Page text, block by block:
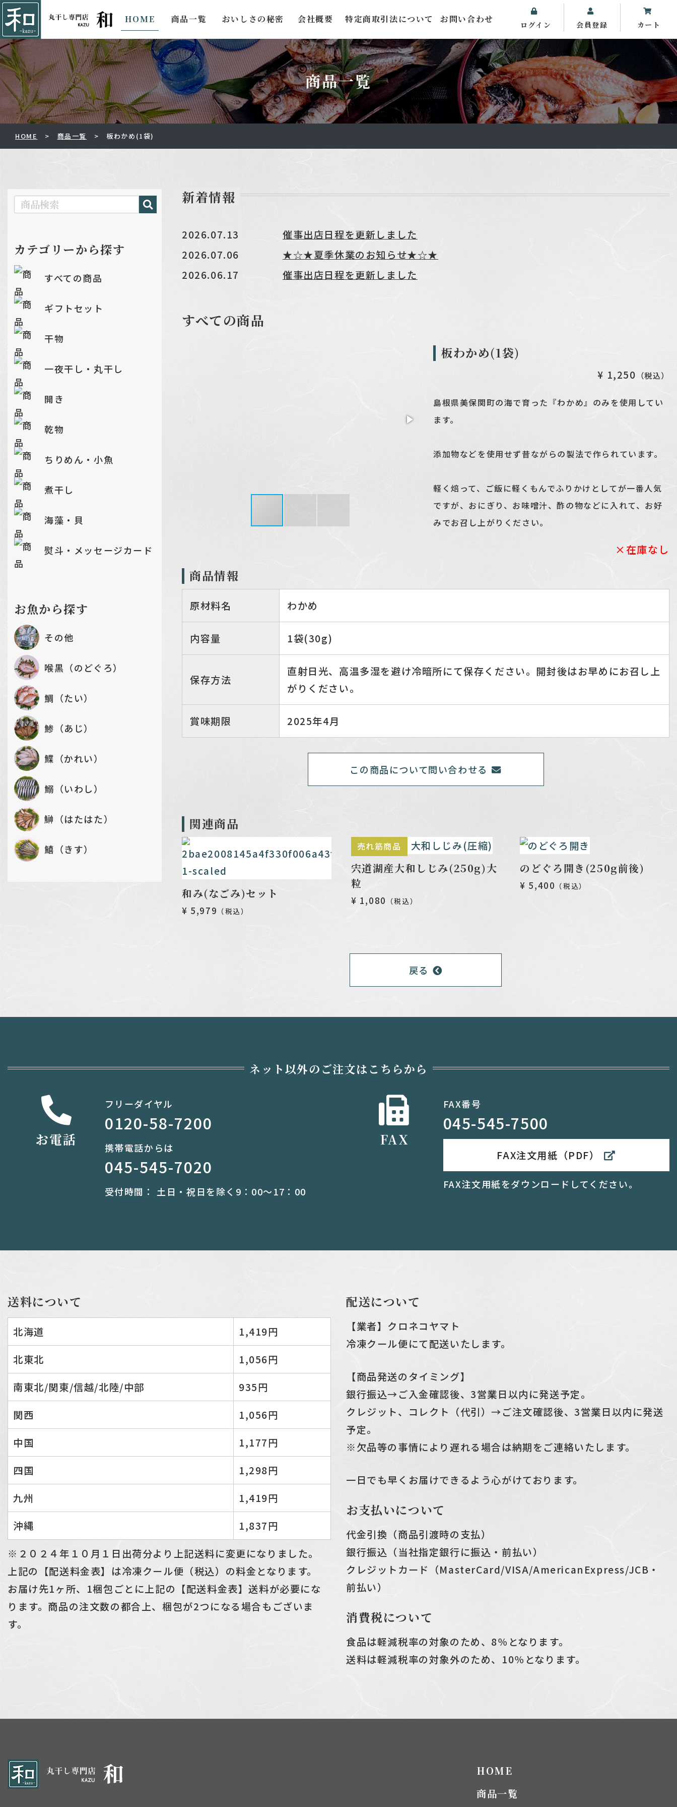
HOME 商品一覧 おいしさの秘密 会社概要 特定商取引法について お問い合わせ ログイン 会員登録 カート
HOME 商品一覧 板わかめ(1袋)
カテゴリーから探す
すべての商品
ギフトセット
干物
一夜干し・丸干し
開き
乾物
ちりめん・小魚
煮干し
海藻・貝
熨斗・メッセージカード
お魚から探す
その他
喉黒（のどぐろ）
鯛（たい）
鯵（あじ）
鰈（かれい）
鰯（いわし）
鰰（はたはた）
鱚（きす）
新着情報
2026.07.13
催事出店日程を更新しました
2026.07.06
★☆★夏季休業のお知らせ★☆★
2026.06.17
催事出店日程を更新しました
2026.01.06
すべての商品
板わかめ(1袋)
¥ 1,250 （税込）
島根県美保関町の海で育った『わかめ』のみを使用してい
ます。
添加物などを使用せず昔ながらの製法で作られています。
軽く焙って、ご飯に軽くもんでふりかけとしてが一番人気
ですが、おにぎり、お味噌汁、酢の物などに入れて、お好
みでお召し上がりください。
×在庫なし
商品情報
原材料名 わかめ
内容量 1袋(30g)
保存方法
直射日光、高温多湿を避け冷暗所にて保存ください。開封後はお早めにお召し上
がりください。
賞味期限 2025年4月
この商品について問い合わせる
関連商品
和み(なごみ)セット
¥ 5,979 （税込）
売れ筋商品
宍道湖産大和しじみ(250g)大
粒
¥ 1,080 （税込）
のどぐろ開き(250g前後)
¥ 5,400 （税込）
戻る
ネット以外のご注文はこちらから
お電話
フリーダイヤル
0120-58-7200
携帯電話からは
045-545-7020
受付時間： 土日・祝日を除く9：00～17：00
FAX
FAX番号
045-545-7500
FAX注文用紙（PDF）
FAX注文用紙をダウンロードしてください。
送料について
北海道
1,419円
北東北
1,056円
南東北/関東/信越/北陸/中部
935円
関西
1,056円
中国
1,177円
四国
1,298円
九州
1,419円
沖縄
1,837円
※２０２４年１０月１日出荷分より上記送料に変更になりました。
上記の【配送料金表】は冷凍クール便（税込）の料金となります。
お届け先1ヶ所、1梱包ごとに上記の【配送料金表】送料が必要にな
ります。商品の注文数の都合上、梱包が2つになる場合もございま
す。
配送について
【業者】クロネコヤマト
冷凍クール便にて配送いたします。
【商品発送のタイミング】
銀行振込→ご入金確認後、3営業日以内に発送予定。
クレジット、コレクト（代引）→ご注文確認後、3営業日以内に発送
予定。
※欠品等の事情により遅れる場合は納期をご連絡いたします。
一日でも早くお届けできるよう心がけております。
お支払いについて
代金引換（商品引渡時の支払）
銀行振込（当社指定銀行に振込・前払い）
クレジットカード（MasterCard/VISA/AmericanExpress/JCB・
前払い）
消費税について
食品は軽減税率の対象のため、8％となります。
送料は軽減税率の対象外のため、10％となります。
HOME
商品一覧